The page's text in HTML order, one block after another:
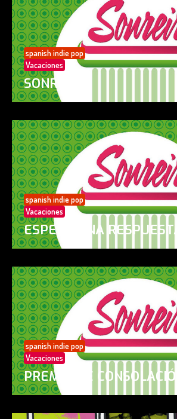
spanish indie pop
Vacaciones
SONREÍR
spanish indie pop
Vacaciones
ESPERO UNA RESPUESTA
spanish indie pop
Vacaciones
PREMIO DE CONSOLACIÓN